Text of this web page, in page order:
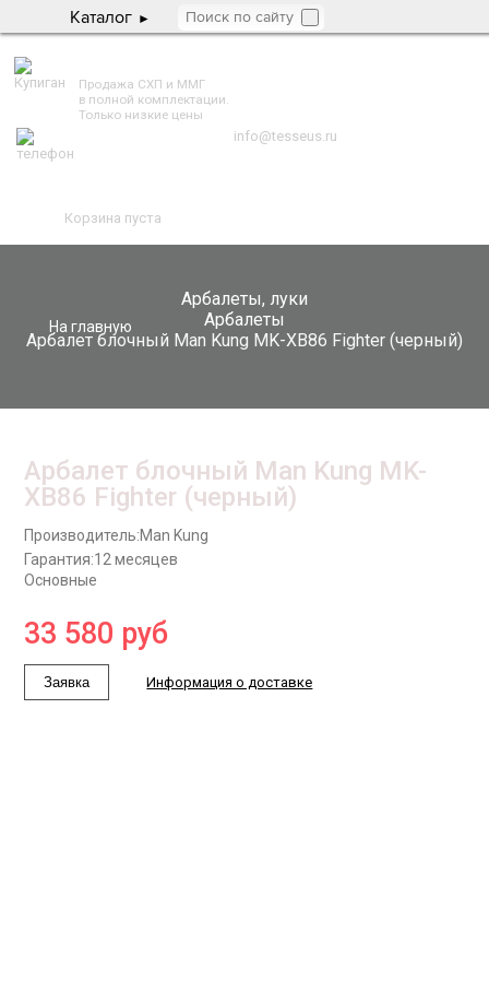
Каталог
Продажа СХП и ММГ
в полной комплектации.
Только низкие цены
info@tesseus.ru
Корзина пуста
Арбалеты, луки
Арбалеты
Арбалет блочный Man Kung MK-XB86 Fighter (черный)
На главную
Арбалет блочный Man Kung MK-
XB86 Fighter (черный)
Производитель:Man Kung
Гарантия:12 месяцев
Основные
33 580 руб
Заявка Информация о доставке